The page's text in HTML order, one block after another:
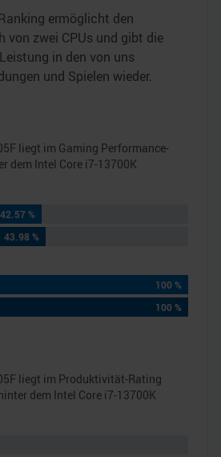
ermöglicht den
von zwei CPUs und gibt die
in den von uns
und Spielen wieder.
liegt im Gaming Performance-
dem Intel Core i7-13700K
42.57 %
43.98 %
100 %
100 %
liegt im Produktivität-Rating
dem Intel Core i7-13700K